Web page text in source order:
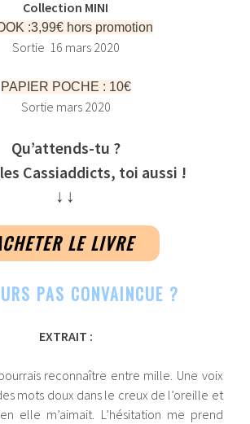
Collection MINI
:3,99€ hors promotion
Sortie 16 mars 2020
PAPIER POCHE : 10€
Sortie mars 2020
Qu’attends-tu ?
Cassiaddicts, toi aussi !
↓↓
LE LIVRE
PAS CONVAINCUE ?
EXTRAIT :
reconnaître entre mille. Une voix
mots doux dans le creux de l’oreille et
elle m’aimait. L’hésitation me prend